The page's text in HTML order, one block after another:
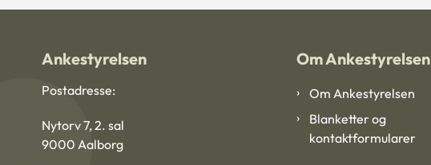
Ankestyrelsen
Postadresse:
Nytorv 7, 2. sal
9000 Aalborg
Om Ankestyrelsen
Om Ankestyrelsen
Blanketter og
kontaktformularer